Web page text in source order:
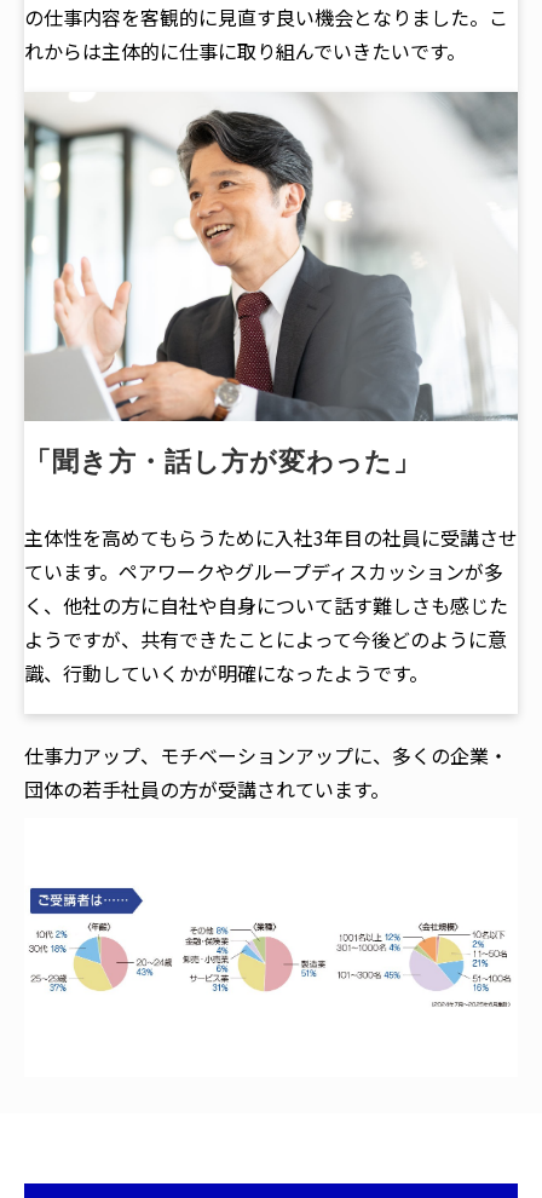
の仕事内容を客観的に見直す良い機会となりました。こ
れからは主体的に仕事に取り組んでいきたいです。
「聞き方・話し方が変わった」
主体性を高めてもらうために入社3年目の社員に受講させ
ています。ペアワークやグループディスカッションが多
く、他社の方に自社や自身について話す難しさも感じた
ようですが、共有できたことによって今後どのように意
識、行動していくかが明確になったようです。
仕事力アップ、モチベーションアップに、多くの企業・
団体の若手社員の方が受講されています。